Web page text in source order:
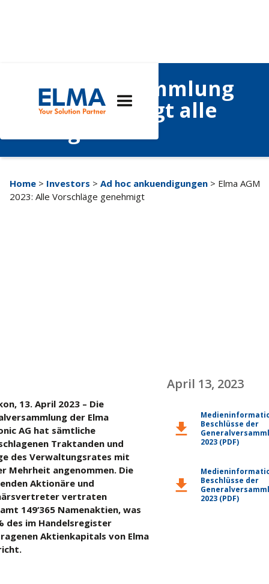
Generalversammlung
2023 genehmigt alle
Home > Investors > Ad hoc ankuendigungen > Elma AGM
2023: Alle Vorschläge genehmigt
13. April 2023 – Die
der Elma
AG hat sämtliche
Traktanden und
des Verwaltungsrates mit
Mehrheit angenommen. Die
Aktionäre und
vertraten
149‘365 Namenaktien, was
des im Handelsregister
Aktienkapitals von Elma
April 13, 2023
download
Beschlüsse der
2023 (PDF)
download
Beschlüsse der
2023 (PDF)